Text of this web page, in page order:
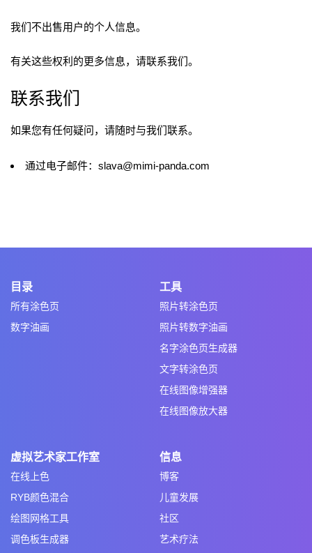
我们不出售用户的个人信息。
有关这些权利的更多信息，请联系我们。
联系我们
如果您有任何疑问，请随时与我们联系。
通过电子邮件： slava@mimi-panda.com
目录
所有涂色页
数字油画
工具
照片转涂色页
照片转数字油画
名字涂色页生成器
文字转涂色页
在线图像增强器
在线图像放大器
虚拟艺术家工作室
在线上色
RYB颜色混合
绘图网格工具
调色板生成器
信息
博客
儿童发展
社区
艺术疗法